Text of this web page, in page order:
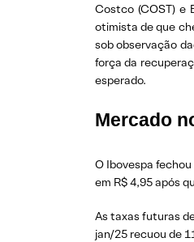
Costco (COST) e
otimista de que
sob observação
força da
esperado.
Mercado
O Ibovespa
em R$ 4,95 após
As taxas futuras
jan/25 recuou de